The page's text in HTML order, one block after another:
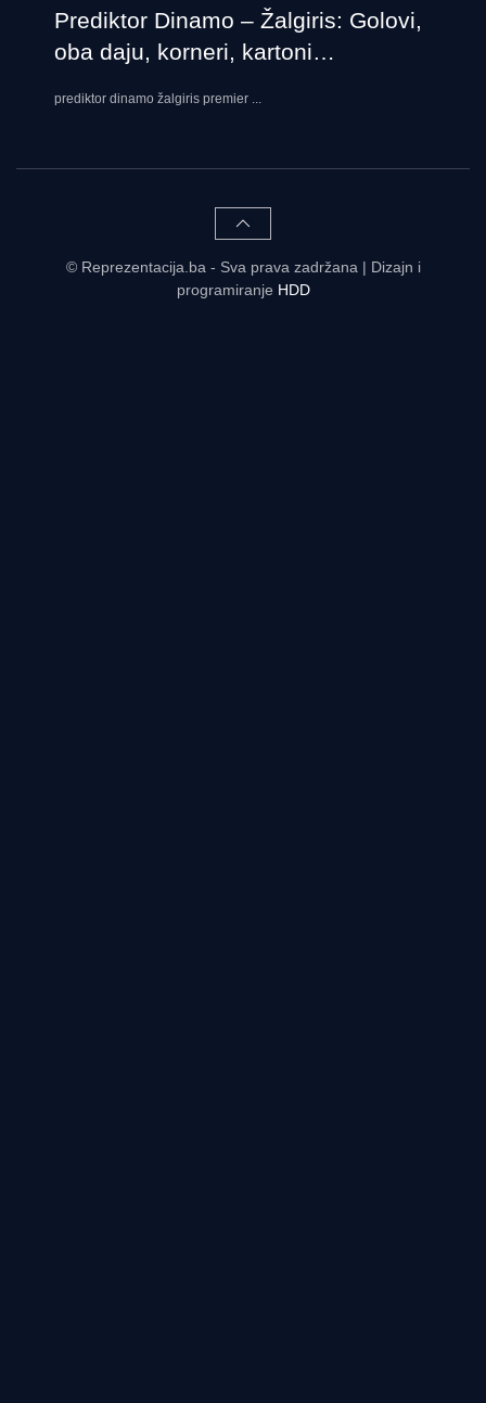
Prediktor Dinamo – Žalgiris: Golovi,
oba daju, korneri, kartoni…
prediktor dinamo žalgiris premier ...
© Reprezentacija.ba - Sva prava zadržana | Dizajn i
programiranje HDD